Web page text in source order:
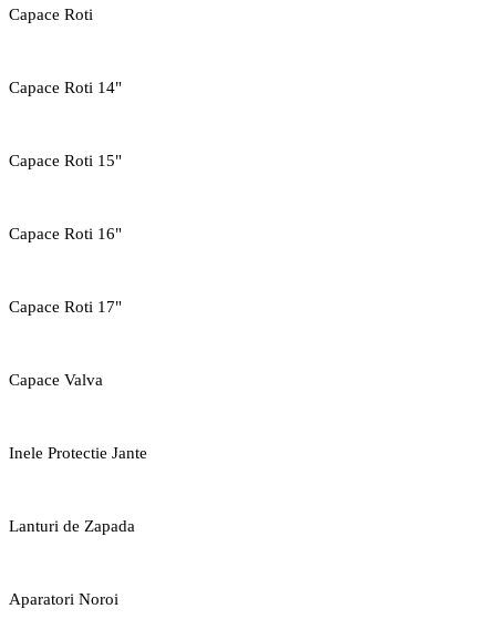
Capace Roti
Capace Roti 14"
Capace Roti 15"
Capace Roti 16"
Capace Roti 17"
Capace Valva
Inele Protectie Jante
Lanturi de Zapada
Aparatori Noroi